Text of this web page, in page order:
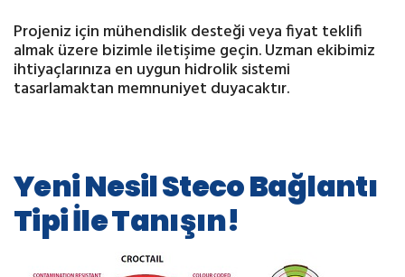
Projeniz için mühendislik desteği veya fiyat teklifi
almak üzere bizimle iletişime geçin. Uzman ekibimiz
ihtiyaçlarınıza en uygun hidrolik sistemi
tasarlamaktan memnuniyet duyacaktır.
Yeni Nesil Steco Bağlantı
Tipi İle Tanışın!